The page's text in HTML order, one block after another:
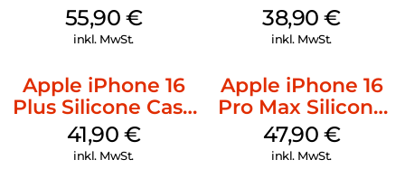
Case MagSafe
Stone Gray
55,90 €
inkl. MwSt.
MagSafe Denim
38,90€
inkl. MwSt.
Apple iPhone 16
Plus Silicone Case
MagSafe Stone
Gray
41,90 €
inkl. MwSt.
Apple iPhone 16
Pro Max Silicone
Case MagSafe
Black
47,90 €
inkl. MwSt.